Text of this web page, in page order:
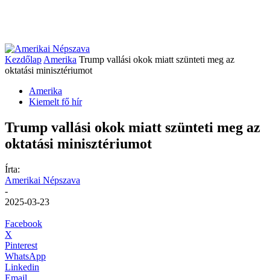
Kezdőlap Amerika Trump vallási okok miatt szünteti meg az
oktatási minisztériumot
Amerika
Kiemelt fő hír
Trump vallási okok miatt szünteti meg az
oktatási minisztériumot
Írta:
Amerikai Népszava
-
2025-03-23
Facebook
X
Pinterest
WhatsApp
Linkedin
Email